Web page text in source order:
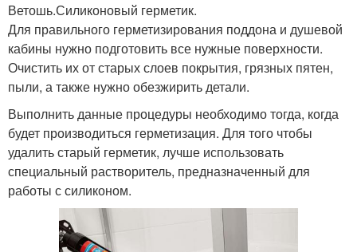
Ветошь.Силиконовый герметик.
Для правильного герметизирования поддона и душевой
кабины нужно подготовить все нужные поверхности.
Очистить их от старых слоев покрытия, грязных пятен,
пыли, а также нужно обезжирить детали.
Выполнить данные процедуры необходимо тогда, когда
будет производиться герметизация. Для того чтобы
удалить старый герметик, лучше использовать
специальный растворитель, предназначенный для
работы с силиконом.